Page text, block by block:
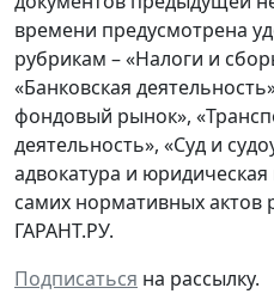
времени предусмотрена
рубрикам – «Налоги и
«Банковская
фондовый рынок»,
деятельность», «Суд и
адвокатура и
самих нормативных
ГАРАНТ.РУ.
Подписаться на рассылку.